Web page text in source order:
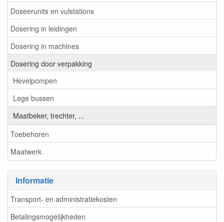
Doseerunits en vulstations
Dosering in leidingen
Dosering in machines
Dosering door verpakking
Hevelpompen
Lege bussen
Maatbeker, trechter, ...
Toebehoren
Maatwerk
Informatie
Transport- en administratiekosten
Betalingsmogelijkheden